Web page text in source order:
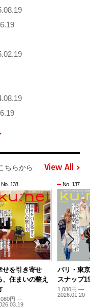
ちらから View All
No. 138
せを引き寄せ
、住まいの整え
円 —
No. 137
パリ・東
スナップ
1,080円 —
2026.01.20